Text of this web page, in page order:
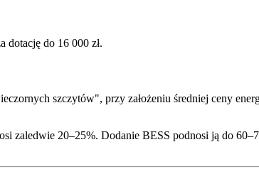
do 16 000 zł.
szczytów", przy założeniu średniej ceny
zaledwie 20–25%. Dodanie BESS podnosi ją do